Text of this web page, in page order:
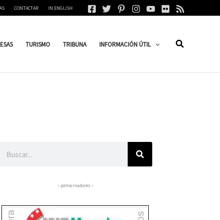
CONTACTAR IN ENGLISH
TURISMO TRIBUNA INFORMACIÓN ÚTIL
– patrocinadores –